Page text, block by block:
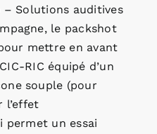
– Solutions auditives
le packshot
mettre en avant
RIC équipé d’un
souple (pour
l’effet
permet un essai